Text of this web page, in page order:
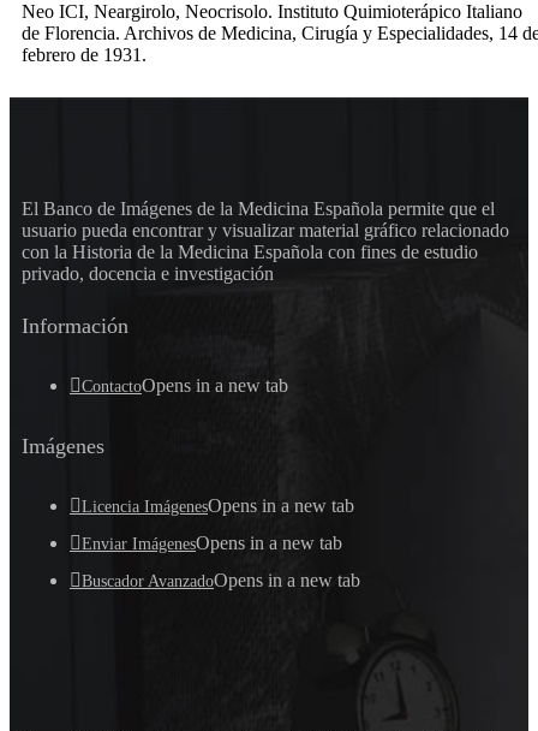
Neo ICI, Neargirolo, Neocrisolo. Instituto Quimioterápico Italiano
de Florencia. Archivos de Medicina, Cirugía y Especialidades, 14
febrero de 1931.
El Banco de Imágenes de la Medicina Española permite que el
usuario pueda encontrar y visualizar material gráfico relacionado
con la Historia de la Medicina Española con fines de estudio
privado, docencia e investigación
Información
ContactoOpens in a new tab
Imágenes
Licencia ImágenesOpens in a new tab
Enviar ImágenesOpens in a new tab
Buscador AvanzadoOpens in a new tab